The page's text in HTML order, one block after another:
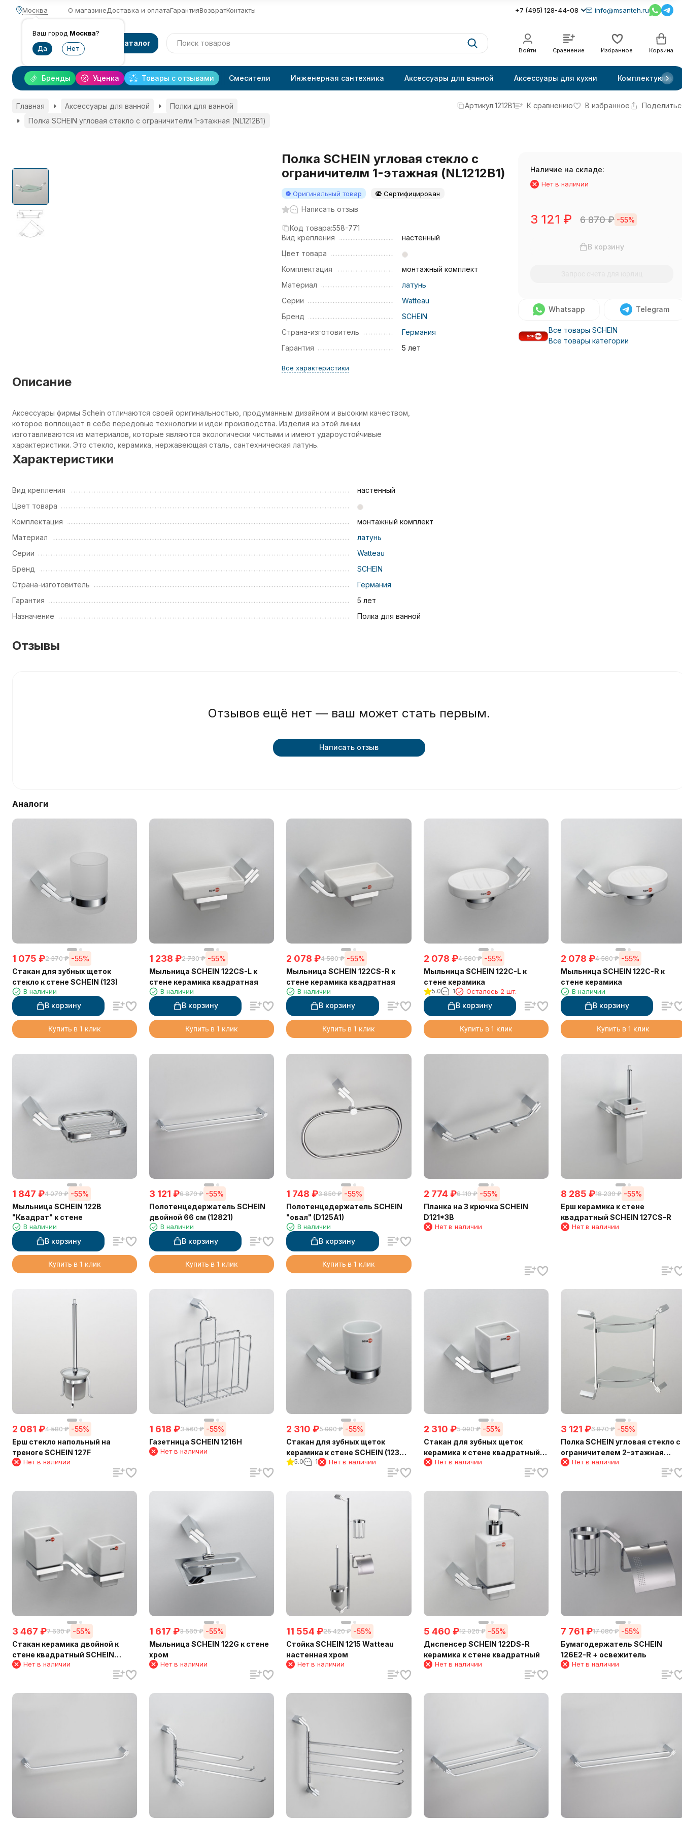
Москва
Ваш город Москва?
О магазинеДоставка и оплатаГарантияВозвратКонтакты +7 (495) 128-44-08 info@msanteh.ru
Каталог
Войти Сравнение Избранное Корзина
Уценка Товары с отзывами
Бренды Смесители Инженерная сантехника Аксессуары для ванной Аксессуары для кухни Комплектующие
Главная Аксессуары для ванной
Полки для ванной
Полка SCHEIN угловая стекло с ограничителм 1-этажная (NL1212B1)
Артикул:1212B1 К сравнению В избранное
Полка SCHEIN угловая стекло с
ограничителм 1-этажная (NL1212B1)
Оригинальный товар Сертифицирован
Написать отзыв
Код товара:558-771
Вид крепления
настенный
Цвет товара
Комплектация
монтажный комплект
Материал
латунь
Серии
Watteau
Бренд
SCHEIN
Страна-изготовитель
Германия
Гарантия
5 лет
Все характеристики
Наличие на складе:
Нет в наличии
3 121 ₽ 6 870₽ -55%
В корзину
Whatsapp Telegram
Все товары SCHEIN
Все товары категории
Описание
Аксессуары фирмы Schein отличаются своей оригинальностью, продуманным дизайном и высоким качеством,
которое воплощает в себе передовые технологии и идеи производства. Изделия из этой линии
изготавливаются из материалов, которые являются экологически чистыми и имеют удароустойчивые
характеристики. Это стекло, керамика, нержавеющая сталь, сантехническая латунь.
Характеристики
Вид крепления
настенный
Цвет товара
Комплектация
монтажный комплект
Материал
латунь
Серии
Watteau
Бренд
SCHEIN
Страна-изготовитель
Германия
Гарантия
5 лет
Назначение
Полка для ванной
Отзывы
Отзывов ещё нет — ваш может стать первым.
Написать отзыв
Аналоги
1 075 ₽2 370 ₽ -55%
Стакан для зубных щеток
стекло к стене SCHEIN (123)
В наличии
В корзину
Купить в 1 клик
1 238 ₽2 730 ₽ -55%
Мыльница SCHEIN 122CS-L к
стене керамика квадратная
В наличии
В корзину
Купить в 1 клик
2 078 ₽4 580 ₽ -55%
Мыльница SCHEIN 122CS-R к
стене керамика квадратная
В наличии
В корзину
Купить в 1 клик
2 078 ₽4 580 ₽ -55%
Мыльница SCHEIN 122C-L к
стене керамика
5.0 1 Осталось 2 шт.
В корзину
Купить в 1 клик
2 078 ₽4 580 ₽ -55%
Мыльница SCHEIN 122C-R к
стене керамика
В наличии
В корзину
Купить в 1 клик
1 847 ₽4 070 ₽ -55%
Мыльница SCHEIN 122B
"Квадрат" к стене
В наличии
В корзину
Купить в 1 клик
3 121 ₽6 870 ₽ -55%
Полотенцедержатель SCHEIN
двойной 66 см (12821)
В наличии
В корзину
Купить в 1 клик
1 748 ₽3 850 ₽ -55%
Полотенцедержатель SCHEIN
"овал" (D125A1)
В наличии
В корзину
Купить в 1 клик
2 774 ₽6 110 ₽ -55%
Планка на 3 крючка SCHEIN
D121*3B
Нет в наличии
8 285 ₽18 230 ₽ -55%
Ерш керамика к стене
квадратный SCHEIN 127CS-R
Нет в наличии
2 081 ₽4 580 ₽ -55%
Ерш стекло напольный на
треноге SCHEIN 127F
Нет в наличии
1 618 ₽3 560 ₽ -55%
Газетница SCHEIN 1216H
Нет в наличии
2 310 ₽5 090 ₽ -55%
Стакан для зубных щеток
керамика к стене SCHEIN (123C-
R)5.0 1 Нет в наличии
2 310 ₽5 090 ₽ -55%
Стакан для зубных щеток
керамика к стене квадратный
SCHEIN (123CS-R)
Нет в наличии
3 121 ₽6 870 ₽ -55%
Полка SCHEIN угловая стекло с
ограничителем 2-этажная
(NL1212B)
Нет в наличии
3 467 ₽7 630 ₽ -55%
Стакан керамика двойной к
стене квадратный SCHEIN
(124CS)
Нет в наличии
1 617 ₽3 560 ₽ -55%
Мыльница SCHEIN 122G к стене
хром
Нет в наличии
11 554 ₽25 420 ₽ -55%
Стойка SCHEIN 1215 Watteau
настенная хром
Нет в наличии
5 460 ₽12 020 ₽ -55%
Диспенсер SCHEIN 122DS-R
керамика к стене квадратный
Нет в наличии
7 761 ₽17 080 ₽ -55%
Бумагодержатель SCHEIN
126E2-R + освежитель
Нет в наличии